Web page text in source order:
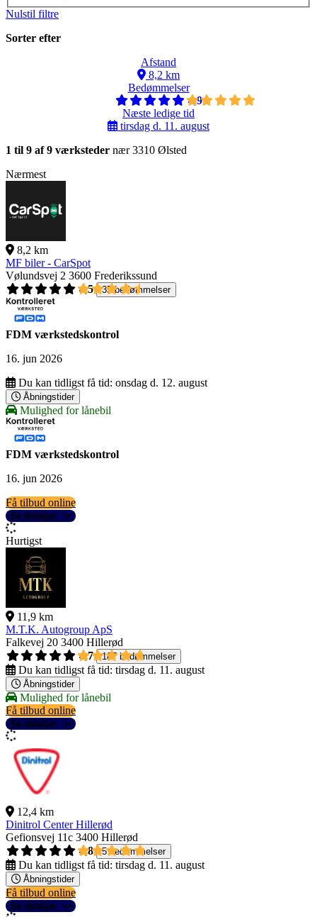
Nulstil filtre
Sorter efter
Afstand
8,2 km
Bedømmelser
4,9
Næste ledige tid
tirsdag d. 11. august
1 til 9 af 9 værksteder nær 3310 Ølsted
Nærmest
8,2 km
MF biler - CarSpot
Vølundsvej 2 3600 Frederikssund
4,5
35 bedømmelser
FDM værkstedskontrol
16. jun 2026
Du kan tidligst få tid: onsdag d. 12. august
Åbningstider
Mulighed for lånebil
FDM værkstedskontrol
16. jun 2026
Få tilbud online
Se detaljer
Hurtigst
11,9 km
M.T.K. Autogroup ApS
Falkevej 20 3400 Hillerød
4,7
187 bedømmelser
Du kan tidligst få tid: tirsdag d. 11. august
Åbningstider
Mulighed for lånebil
Få tilbud online
Se detaljer
12,4 km
Dinitrol Center Hillerød
Gefionsvej 11c 3400 Hillerød
4,8
5 bedømmelser
Du kan tidligst få tid: tirsdag d. 11. august
Åbningstider
Få tilbud online
Se detaljer